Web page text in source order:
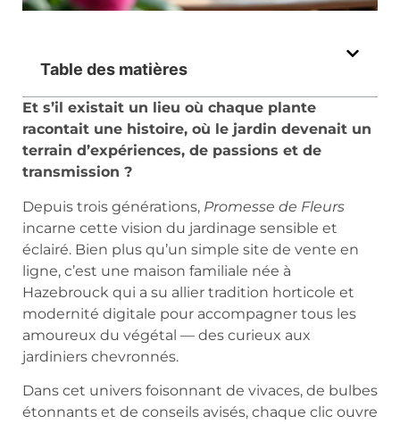
Table des matières
Et s’il existait un lieu où chaque plante
racontait une histoire, où le jardin devenait un
terrain d’expériences, de passions et de
transmission ?
Depuis trois générations, Promesse de Fleurs
incarne cette vision du jardinage sensible et
éclairé. Bien plus qu’un simple site de vente en
ligne, c’est une maison familiale née à
Hazebrouck qui a su allier tradition horticole et
modernité digitale pour accompagner tous les
amoureux du végétal — des curieux aux
jardiniers chevronnés.
Dans cet univers foisonnant de vivaces, de bulbes
étonnants et de conseils avisés, chaque clic ouvre